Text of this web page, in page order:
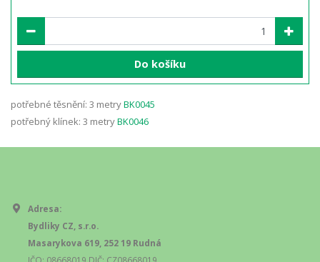
Do košíku
potřebné těsnění: 3 metryBK0045
potřebný klínek: 3 metryBK0046
Adresa:
Bydliky CZ, s.r.o.
Masarykova 619, 252 19 Rudná